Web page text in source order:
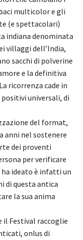
multicolor e gli
(e spettacolari)
indiana denominata
villaggi dell’India,
sacchi di polverine
e la definitiva
ricorrenza cade in
universali, di
del format,
anni nel sostenere
dei proventi
per verificare
ideato è infatti un
di questa antica
la sua anima
Festival raccoglie
onlus di